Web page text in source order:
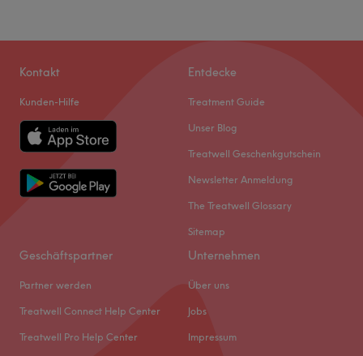
Kontakt
Kunden-Hilfe
Entdecke
Treatment Guide
Unser Blog
Treatwell Geschenkgutschein
Newsletter Anmeldung
The Treatwell Glossary
Sitemap
Geschäftspartner
Partner werden
Treatwell Connect Help Center
Treatwell Pro Help Center
Unternehmen
Über uns
Jobs
Impressum